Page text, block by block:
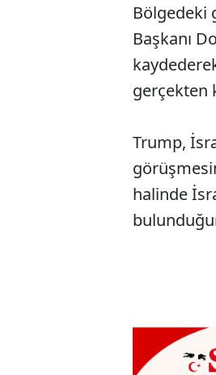
Bölgedeki
Başkanı
gerçekten
Trump,
halinde